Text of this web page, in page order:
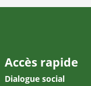
Accès rapide
Dialogue social